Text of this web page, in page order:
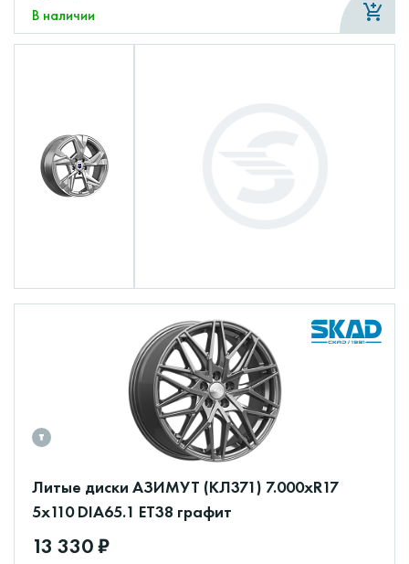
В наличии
Литые диски АЗИМУТ (КЛ371) 7.000xR17
5x110 DIA65.1 ET38 графит
13 330 ₽